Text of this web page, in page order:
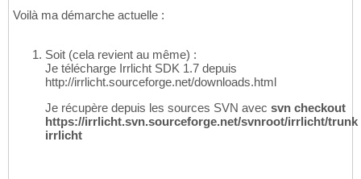
Voilà ma démarche actuelle :
Soit (cela revient au même) :
Je télécharge Irrlicht SDK 1.7 depuis
http://irrlicht.sourceforge.net/downloads.html
Je récupère depuis les sources SVN avec svn checkout
https://irrlicht.svn.sourceforge.net/svnroot/irrlicht/trunk
irrlicht